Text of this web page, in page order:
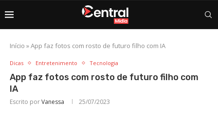
Início »App faz fotos com rosto de futuro filho com IA
Dicas Entretenimento Tecnologia
App faz fotos com rosto de futuro filho com
IA
Escrito porVanessa 25/07/2023